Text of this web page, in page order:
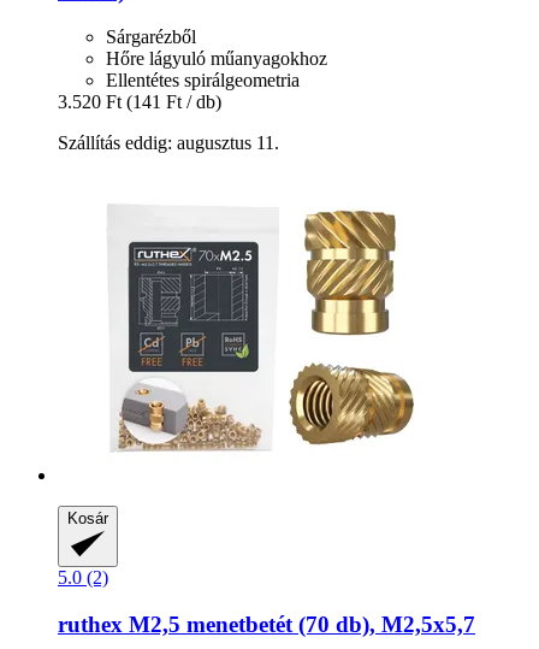
Sárgarézből
Hőre lágyuló műanyagokhoz
Ellentétes spirálgeometria
3.520 Ft (141 Ft / db)
Szállítás eddig: augusztus 11.
Kosár
5.0 (2)
ruthex M2,5 menetbetét (70 db), M2,5x5,7